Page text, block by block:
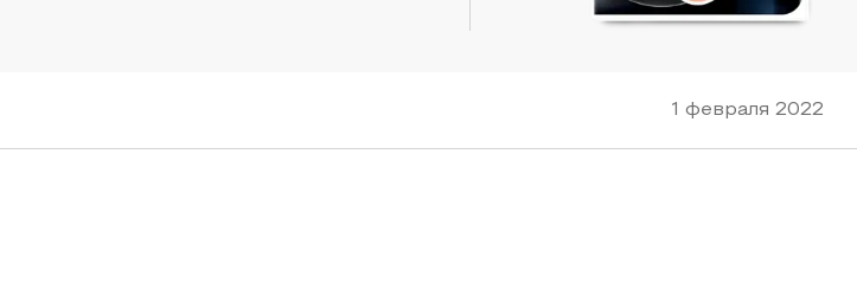
1 февраля 2022